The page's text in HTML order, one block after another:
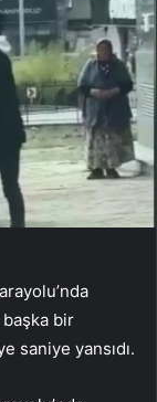
başka bir
saniye yansıdı.